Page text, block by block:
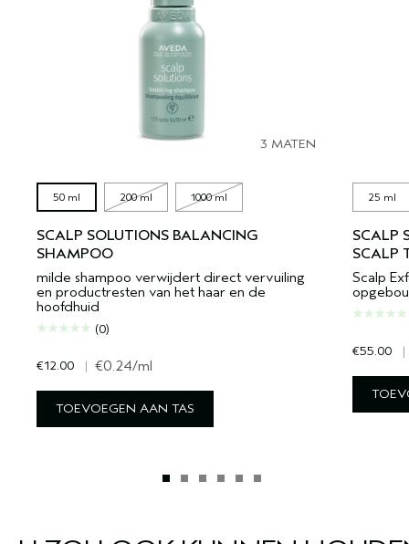
3 MATEN
50 ml 200 ml 1000 ml
SCALP SOLUTIONS BALANCING
SHAMPOO
milde shampoo verwijdert direct vervuiling
en productresten van het haar en de
hoofdhuid
(0)
€12.00 | €0.24/ml
TOEVOEGEN AAN TAS
25 ml
SCALP
SCALP
Scalp
€55.00 |